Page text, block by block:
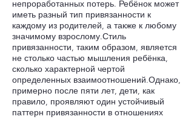
непроработанных потерь. Ребёнок может
иметь разный тип привязанности к
каждому из родителей, а также к любому
значимому взрослому.Стиль
привязанности, таким образом, является
не столько частью мышления ребёнка,
сколько характерной чертой
определенных взаимоотношений.Однако,
примерно после пяти лет, дети, как
правило, проявляют один устойчивый
паттерн привязанности в отношениях